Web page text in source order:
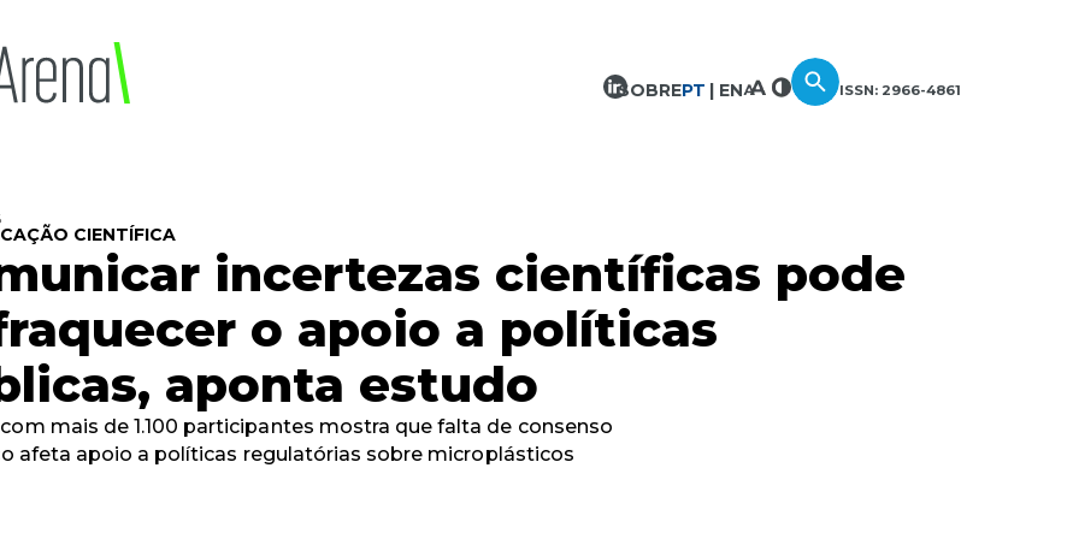
SOBREPT EN ISSN: 2966-4861
CIENTÍFICA
incertezas científicas pode
o apoio a políticas
aponta estudo
mais de 1.100 participantes mostra que falta de consenso
afeta apoio a políticas regulatórias sobre microplásticos